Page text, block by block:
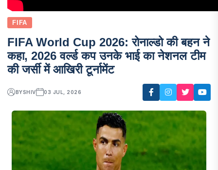
FIFA
FIFA World Cup 2026: रोनाल्डो की बहन ने
कहा, 2026 वर्ल्ड कप उनके भाई का नेशनल टीम
की जर्सी में आखिरी टूर्नामेंट
BYSHIV 03 JUL, 2026